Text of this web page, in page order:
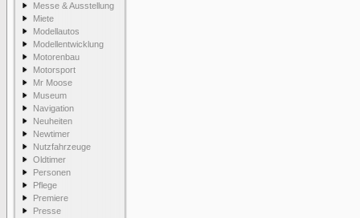
Messe & Ausstellung
Miete
Modellautos
Modellentwicklung
Motorenbau
Motorsport
Mr Moose
Museum
Navigation
Neuheiten
Newtimer
Nutzfahrzeuge
Oldtimer
Personen
Pflege
Premiere
Presse